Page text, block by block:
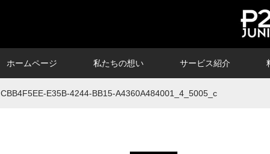
ホームページ 私たちの想い サービス紹介
CBB4F5EE-E35B-4244-BB15-A4360A484001_4_5005_c